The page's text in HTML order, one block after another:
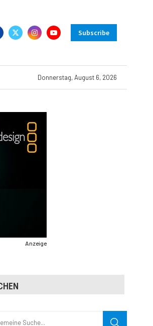
Subscribe
Donnerstag, August 6, 2026
Anzeige